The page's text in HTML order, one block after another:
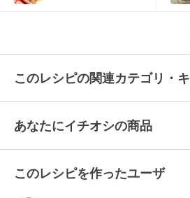
このレシピの関連カテゴリ・
あなたにイチオシの商品
このレシピを作ったユーザ